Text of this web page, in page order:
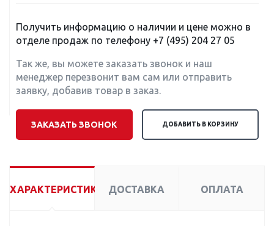
Получить информацию о наличии и цене можно в
отделе продаж по телефону +7 (495) 204 27 05
Так же, вы можете заказать звонок и наш
менеджер перезвонит вам сам или отправить
заявку, добавив товар в заказ.
ЗАКАЗАТЬ ЗВОНОК ДОБАВИТЬ В КОРЗИНУ
ХАРАКТЕРИСТИКИ ДОСТАВКА ОПЛАТА